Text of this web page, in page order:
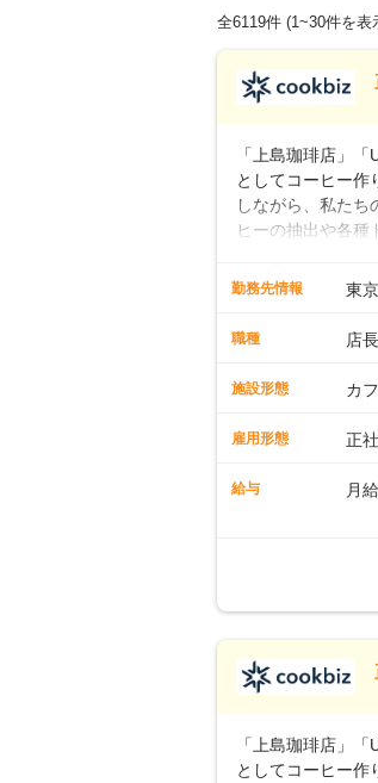
全6119件 (1~30件を表
「上島珈琲店」
としてコーヒー作
しながら、私た
ヒーの抽出や各種
先輩スタッフが丁
に馴染める環境で
もお任せしていき
ーへのステップア
勤務先情報 東
職種 店
施設形態 カ
雇用形態 正
給与 月
※
※別
※試
■店
■年
「上島珈琲店」
としてコーヒー作